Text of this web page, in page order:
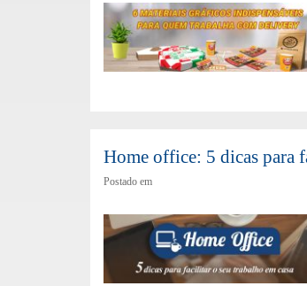
Home office: 5 dicas para
Postado em